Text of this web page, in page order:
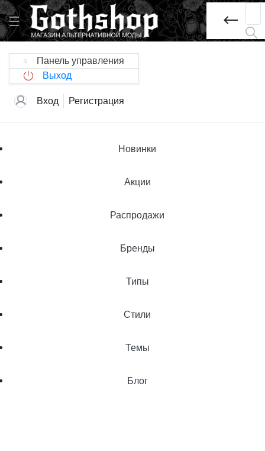
Панель управления
Выход
Вход Регистрация
Новинки
Акции
Распродажи
Бренды
Типы
Стили
Темы
Блог